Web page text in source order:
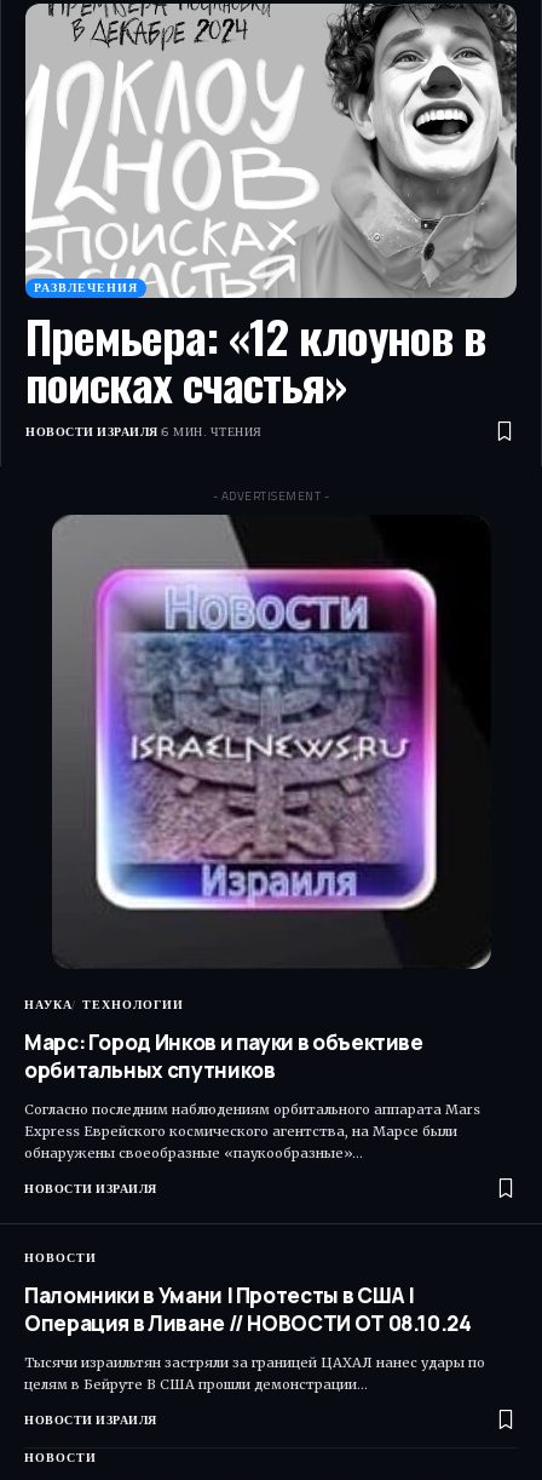
РАЗВЛЕЧЕНИЯ
Премьера: «12 клоунов в
поисках счастья»
НОВОСТИ ИЗРАИЛЯ 6 МИН. ЧТЕНИЯ
- ADVERTISEMENT -
НАУКА ТЕХНОЛОГИИ
Марс: Город Инков и пауки в объективе
орбитальных спутников
Согласно последним наблюдениям орбитального аппарата Mars
Express Еврейского космического агентства, на Марсе были
обнаружены своеобразные «паукообразные»…
НОВОСТИ ИЗРАИЛЯ
НОВОСТИ
Паломники в Умани | Протесты в США |
Операция в Ливане // НОВОСТИ ОТ 08.10.24
Тысячи израильтян застряли за границей ЦАХАЛ нанес удары по
целям в Бейруте В США прошли демонстрации…
НОВОСТИ ИЗРАИЛЯ
НОВОСТИ